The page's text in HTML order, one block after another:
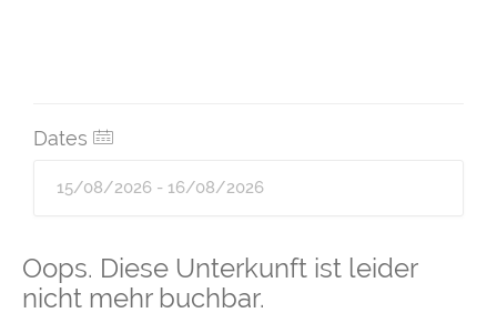
Oops. Diese Unterkunft ist leider
nicht mehr buchbar.
Dates